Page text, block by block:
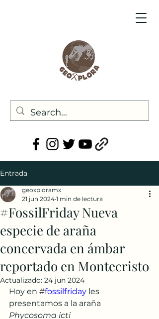
Entrada
#FossilFriday Nueva
especie de araña
concervada en ámbar
reportado en Montecristo
geoxploramx
21 jun 2024 1 min de lectura
Actualizado: 24 jun 2024
Hoy en #fossilfriday les
presentamos a la araña
Phycosoma icti